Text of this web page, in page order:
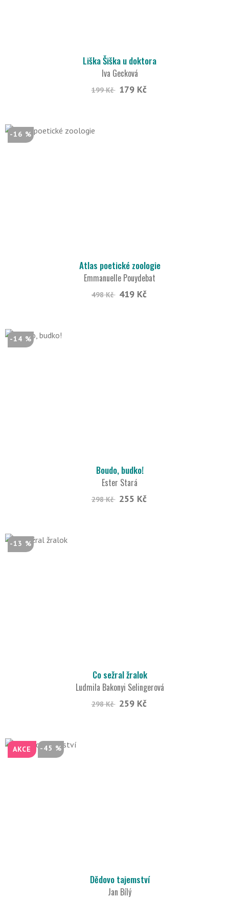
Liška Šiška u doktora
Iva Gecková
199 Kč 179 Kč
-16 %
Atlas poetické zoologie
Emmanuelle Pouydebat
498 Kč 419 Kč
-14 %
Boudo, budko!
Ester Stará
298 Kč 255 Kč
-13 %
Co sežral žralok
Ludmila Bakonyi Selingerová
298 Kč 259 Kč
AKCE -45 %
Dědovo tajemství
Jan Bílý